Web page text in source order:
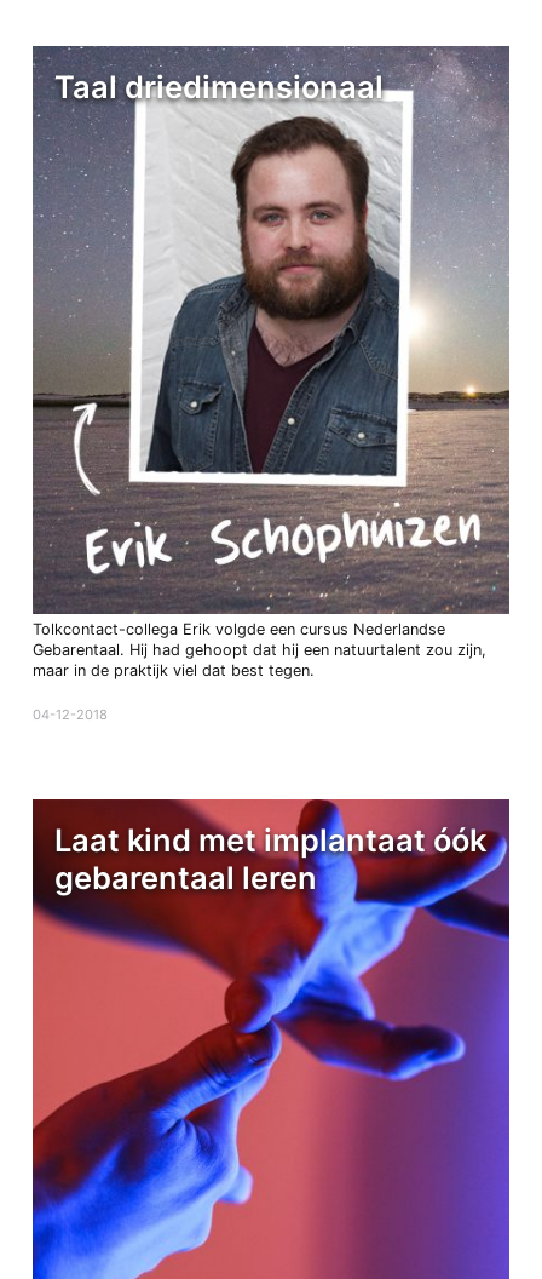
Taal driedimensionaal
Tolkcontact-collega Erik volgde een cursus Nederlandse
Gebarentaal. Hij had gehoopt dat hij een natuurtalent zou zijn,
maar in de praktijk viel dat best tegen.
04-12-2018
Laat kind met implantaat óók
gebarentaal leren